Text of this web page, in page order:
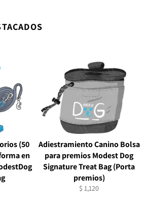
(50
en
Adiestramiento Canino Bolsa
para premios Modest Dog
Signature Treat Bag (Porta
premios)
Precio
$ 1,120